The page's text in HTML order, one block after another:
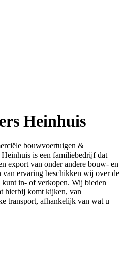
Heinhuis
bouwvoertuigen &
is een familiebedrijf dat
export van onder andere bouw- en
ervaring beschikken wij over de
in- of verkopen. Wij bieden
hierbij komt kijken, van
transport, afhankelijk van wat u